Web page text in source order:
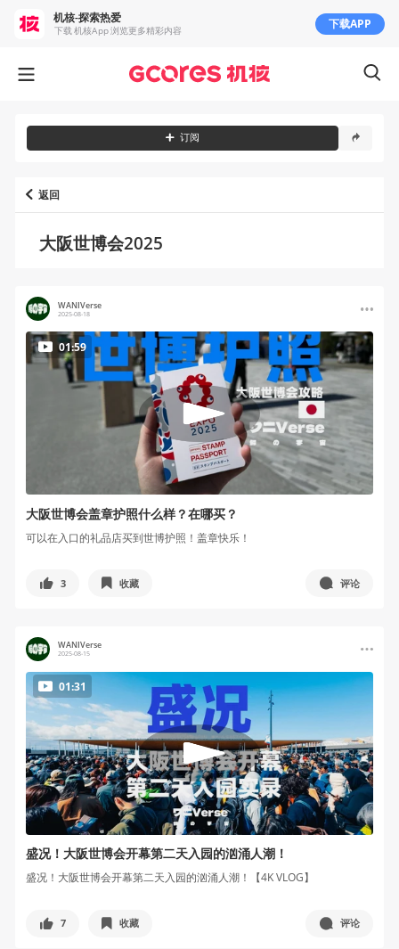
返回
大阪世博会2025
WANIVerse
2025-08-18
01:59
大阪世博会盖章护照什么样？在哪买？
可以在入口的礼品店买到世博护照！盖章快乐！
3 收藏 评论
WANIVerse
2025-08-15
01:31
盛况！大阪世博会开幕第二天入园的汹涌人潮！
盛况！大阪世博会开幕第二天入园的汹涌人潮！【4K VLOG】
7 收藏 评论
订阅
机核-探索热爱
下载 机核App 浏览更多精彩内容 下载APP